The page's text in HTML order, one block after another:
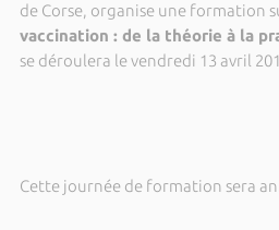
de Corse, organise une formation
vaccination : de la théorie à la
se déroulera le vendredi 13 avril
Cette journée de formation sera